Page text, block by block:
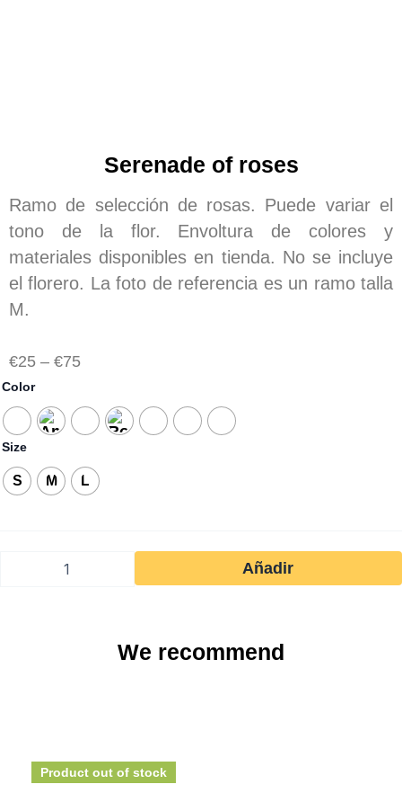
Serenade of roses
Ramo de selección de rosas. Puede variar el
tono de la flor. Envoltura de colores y
materiales disponibles en tienda. No se incluye
el florero. La foto de referencia es un ramo talla
M.
€25 – €75Price
€25
through
€75
Color
Size
S M L
Serenata
de
rosas
quantity
Añadir
We recommend
Product out of stock